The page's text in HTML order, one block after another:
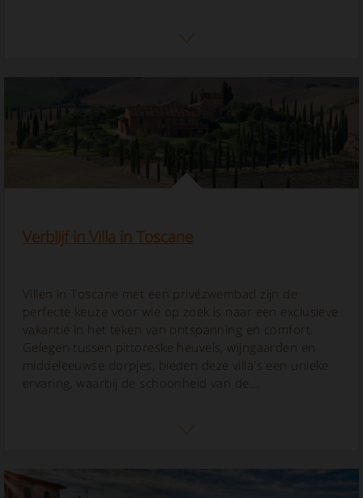
Verblijf in Villa in Toscane
Villen in Toscane met een privézwembad zijn de
perfecte keuze voor wie op zoek is naar een exclusieve
vakantie in het teken van ontspanning en comfort.
Gelegen tussen pittoreske heuvels, wijngaarden en
middeleeuwse dorpjes, bieden deze villa's een unieke
ervaring, waarbij de schoonheid van de...